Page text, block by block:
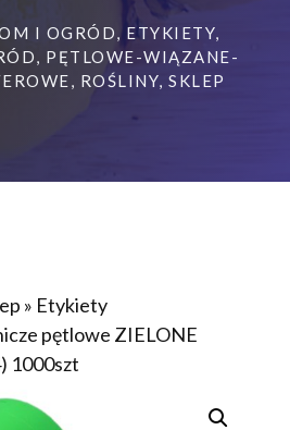
I OGRÓD, ETYKIETY,
, PĘTLOWE-WIĄZANE-
, ROŚLINY, SKLEP
» Etykiety
pętlowe ZIELONE
1000szt